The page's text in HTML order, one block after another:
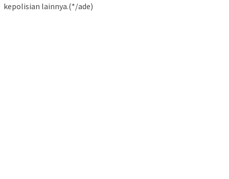
kepolisian lainnya.(*/ade)